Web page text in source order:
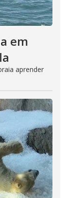
em
aprender